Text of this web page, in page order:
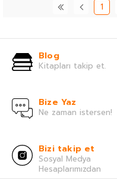
1
Blog
Kitapları takip et.
Bize Yaz
Ne zaman istersen!
Bizi takip et
Sosyal Medya
Hesaplarımızdan